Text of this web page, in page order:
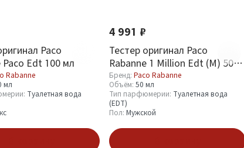
Paco
Paco Edt 100 мл
Rabanne
мл
Туалетная вода
4 991 ₽
Тестер оригинал Paco
Rabanne 1 Million Edt (M) 50
мл
Бренд: Paco Rabanne
Объём: 50 мл
Тип парфюмерии: Туалетная вода
(EDT)
Пол: Мужской